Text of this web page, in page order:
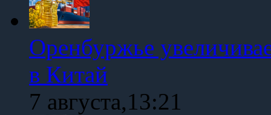
Оренбуржье
в Китай
7 августа,13:21